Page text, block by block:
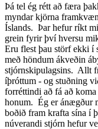
Þá tel ég rétt að færa
myndar kjörna
Íslands. Þar hefur ríkt
grein fyrir því hversu
Eru flest þau störf ekki í
með höndum ákveðin
stjórnskipulagsins. Allt
íþróttum - og stuðning
forréttindi að fá að
honum. Ég er ánægður
boðið fram krafta sína í
núverandi stjórn hefur